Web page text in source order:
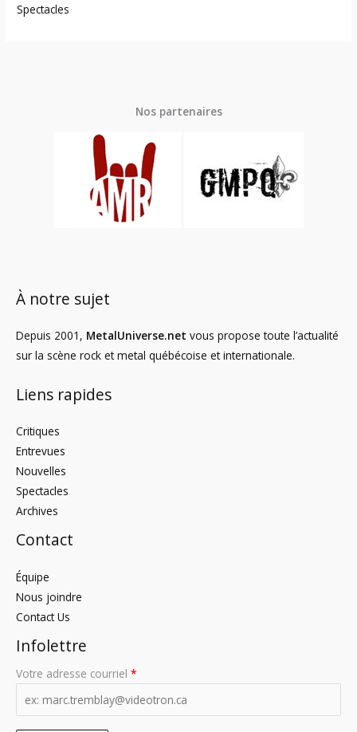
Spectacles
Nos partenaires
À notre sujet
Depuis 2001, MetalUniverse.net vous propose toute l’actualité
sur la scène rock et metal québécoise et internationale.
Liens rapides
Critiques
Entrevues
Nouvelles
Spectacles
Archives
Contact
Équipe
Nous joindre
Contact Us
Infolettre
Votre adresse courriel *